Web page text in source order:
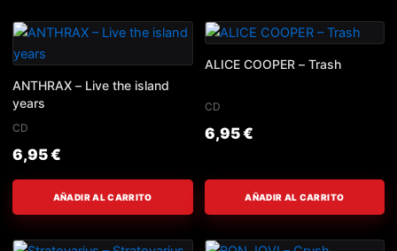
ANTHRAX – Live the island
years
CD
6,95€
AÑADIR AL CARRITO
ALICE COOPER – Trash
CD
6,95€
AÑADIR AL CARRITO